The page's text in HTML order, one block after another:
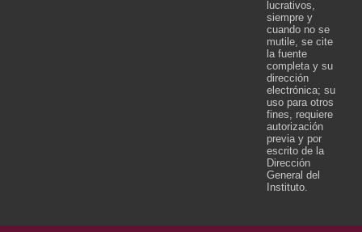
lucrativos,
siempre y
cuando no se
mutile, se cite
la fuente
completa y su
dirección
electrónica; su
uso para otros
fines, requiere
autorización
previa y por
escrito de la
Dirección
General del
Instituto.